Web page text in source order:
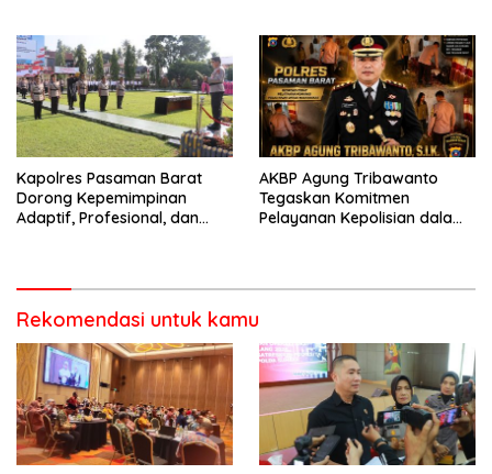
Bencana
Perlengkapan Keselamatan
Berkendara
Kapolres Pasaman Barat
Dorong Kepemimpinan
Adaptif, Profesional, dan
AKBP Agung Tribawanto
Tegaskan Komitmen
Pelayanan Kepolisian dalam
Rekomendasi untuk kamu